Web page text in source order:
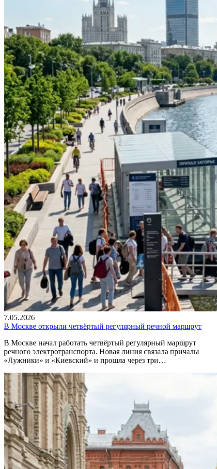
7.05.2026
В Москве открыли четвёртый регулярный речной маршрут
В Москве начал работать четвёртый регулярный маршрут
речного электротранспорта. Новая линия связала причалы
«Лужники» и «Киевский» и прошла через три…